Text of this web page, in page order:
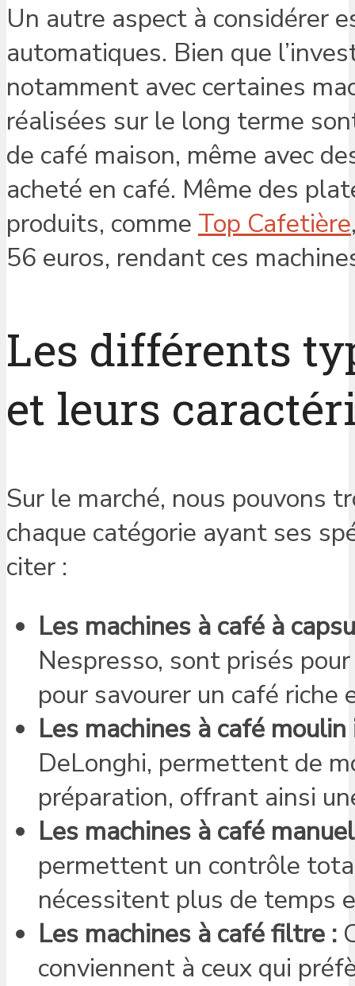
Un autre aspect à considérer
automatiques. Bien que
notamment avec certaines
réalisées sur le long terme
de café maison, même avec
acheté en café. Même des
produits, comme Top Cafetière
56 euros, rendant ces
Les différents
et leurs
Sur le marché, nous pouvons
chaque catégorie ayant ses
citer :
Les machines à café à
Nespresso, sont prisés
pour savourer un café riche
Les machines à café
DeLonghi, permettent de
préparation, offrant ainsi
Les machines à café
permettent un contrôle
nécessitent plus de temps
Les machines à café filtre :
conviennent à ceux qui